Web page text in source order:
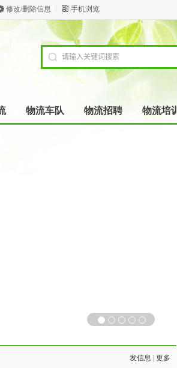
修改/删除信息 手机浏览
物流车队 物流招聘 物流培训
发信息 更多